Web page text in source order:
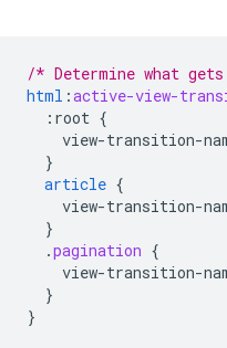
/* Determine what
html :active-view-
:root {
view-transition-
}
article {
view-transition-
}
.pagination {
view-transition-
}
}